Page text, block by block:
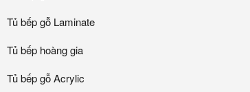
Tủ bếp gỗ Laminate
Tủ bếp hoàng gia
Tủ bếp gỗ Acrylic